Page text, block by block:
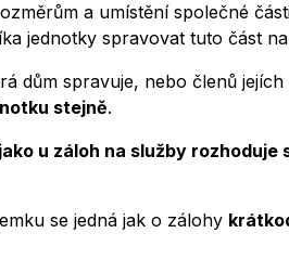
a umístění společné
jednotky spravovat tuto část
dům spravuje, nebo členů
stejně.
u záloh na služby
se jedná jak o zálohy